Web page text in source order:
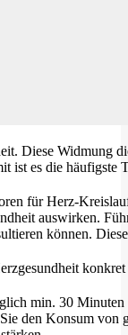
Diese Widmung
ist es die häufigste
für Herz-
auswirken.
können.
konkret
min. 30
den Konsum von